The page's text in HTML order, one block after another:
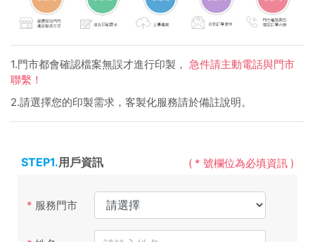
1.門市都會確認檔案無誤才進行印製， 急件請主動電話與門市
聯繫！
2.請選擇您的印製需求，客製化服務請於備註說明。
( * 號欄位為必填資訊 )
STEP1.用戶資訊
* 服務門市